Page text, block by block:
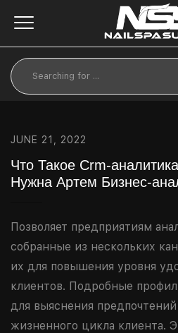
JUNE 21, 2022
Что Такое Crm-
Нужна Артем Бизнес-
Позволяет предприятиям
собранные из нескольких
их для повышения уровня
клиентов. Подробные
для выяснения
жизненного цикла клиента.